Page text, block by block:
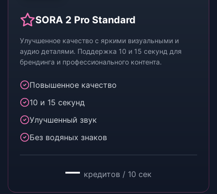
SORA 2 Pro Standard
Улучшенное качество с яркими визуальными и
аудио деталями. Поддержка 10 и 15 секунд для
брендинга и профессионального контента.
Повышенное качество
10 и 15 секунд
Улучшенный звук
Без водяных знаков
— кредитов / 10 сек